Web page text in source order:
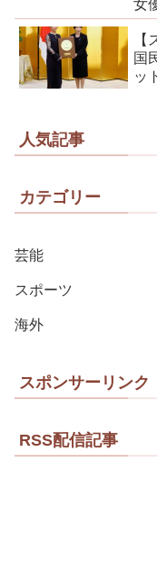
女
国
ッ
人気記事
カテゴリー
芸能
スポーツ
海外
スポンサーリンク
RSS配信記事